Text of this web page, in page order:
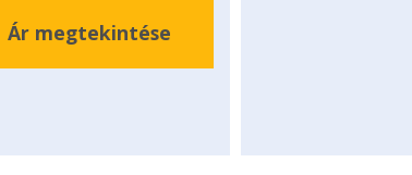
Ár megtekintése